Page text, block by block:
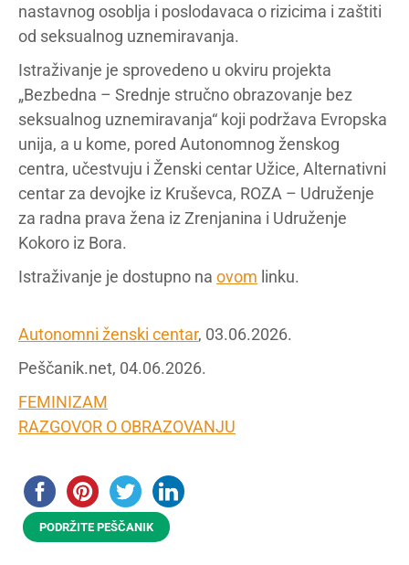
nastavnog osoblja i poslodavaca o rizicima i zaštiti
od seksualnog uznemiravanja.
Istraživanje je sprovedeno u okviru projekta
„Bezbedna – Srednje stručno obrazovanje bez
seksualnog uznemiravanja“ koji podržava Evropska
unija, a u kome, pored Autonomnog ženskog
centra, učestvuju i Ženski centar Užice, Alternativni
centar za devojke iz Kruševca, ROZA – Udruženje
za radna prava žena iz Zrenjanina i Udruženje
Kokoro iz Bora.
Istraživanje je dostupno na ovom linku.
Autonomni ženski centar, 03.06.2026.
Peščanik.net, 04.06.2026.
FEMINIZAM
RAZGOVOR O OBRAZOVANJU
PODRŽITE PEŠČANIK